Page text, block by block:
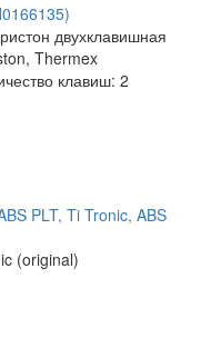
двухклавишная
Thermex
клавиш: 2
PLT, Ti Tronic, ABS
(original)